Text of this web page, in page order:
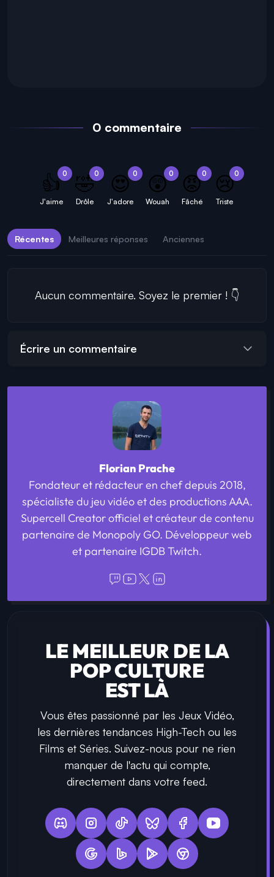
0 commentaire
0
👍
J'aime
0
🤣
Drôle
0
😍
J'adore
0
😲
Wouah
0
😡
Fâché
0
😢
Triste
Récentes Meilleures réponses Anciennes
Aucun commentaire. Soyez le premier ! 👇
Écrire un commentaire
Florian Prache
Fondateur et rédacteur en chef depuis 2018,
spécialiste du jeu vidéo et des productions AAA.
Supercell Creator officiel et créateur de contenu
partenaire de Monopoly GO. Développeur web
et partenaire IGDB Twitch.
LE MEILLEUR DE LA
POP CULTURE
EST LÀ
Vous êtes passionné par les Jeux Vidéo,
les dernières tendances High-Tech ou les
Films et Séries. Suivez-nous pour ne rien
manquer de l'actu qui compte,
directement dans votre feed.